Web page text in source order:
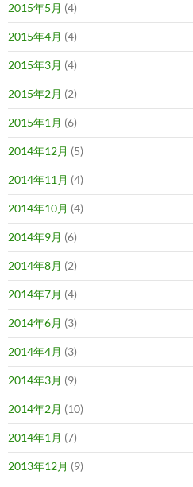
2015年5月 (4)
2015年4月 (4)
2015年3月 (4)
2015年2月 (2)
2015年1月 (6)
2014年12月 (5)
2014年11月 (4)
2014年10月 (4)
2014年9月 (6)
2014年8月 (2)
2014年7月 (4)
2014年6月 (3)
2014年4月 (3)
2014年3月 (9)
2014年2月 (10)
2014年1月 (7)
2013年12月 (9)